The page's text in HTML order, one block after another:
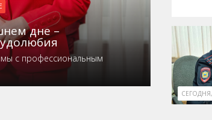
дне –
с профессиональным